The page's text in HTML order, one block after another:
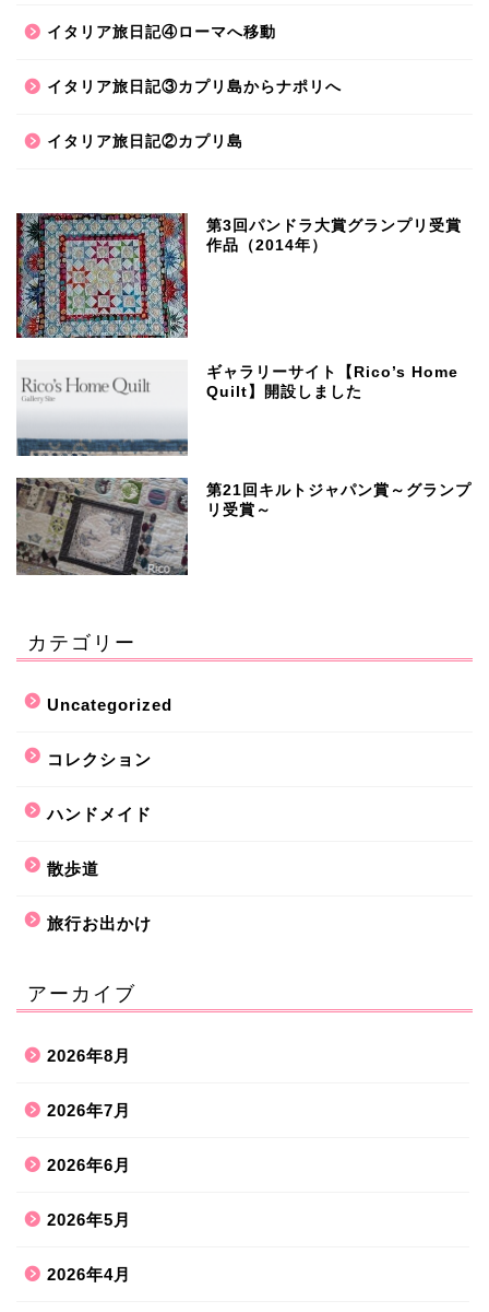
イタリア旅日記④ローマへ移動
イタリア旅日記③カプリ島からナポリへ
イタリア旅日記②カプリ島
第3回パンドラ大賞グランプリ受賞
作品（2014年）
ギャラリーサイト【Rico’s Home
Quilt】開設しました
第21回キルトジャパン賞～グランプ
リ受賞～
カテゴリー
Uncategorized
コレクション
ハンドメイド
散歩道
旅行お出かけ
アーカイブ
2026年8月
2026年7月
2026年6月
2026年5月
2026年4月